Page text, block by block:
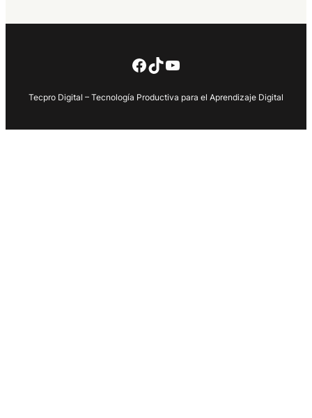
Facebook
TikTok
YouTube
Tecpro Digital – Tecnología Productiva para el Aprendizaje Digital